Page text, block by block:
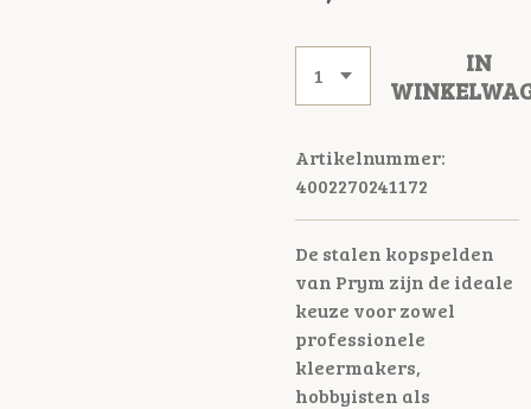
IN
Artikelnummer:
4002270241172
De stalen kopspelden
van Prym zijn de ideale
keuze voor zowel
professionele
kleermakers,
hobbyisten als